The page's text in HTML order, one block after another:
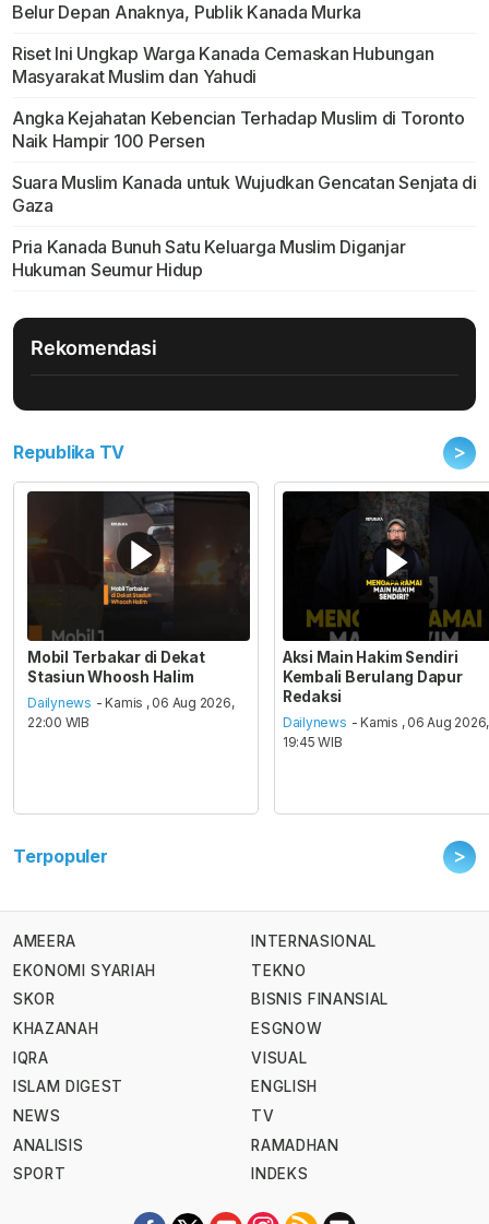
Belur Depan Anaknya, Publik Kanada Murka
Riset Ini Ungkap Warga Kanada Cemaskan Hubungan
Masyarakat Muslim dan Yahudi
Angka Kejahatan Kebencian Terhadap Muslim di Toronto
Naik Hampir 100 Persen
Suara Muslim Kanada untuk Wujudkan Gencatan Senjata di
Gaza
Pria Kanada Bunuh Satu Keluarga Muslim Diganjar
Hukuman Seumur Hidup
Rekomendasi
Republika TV >
Mobil Terbakar di Dekat
Stasiun Whoosh Halim
Dailynews - Kamis , 06 Aug 2026,
22:00 WIB
Aksi Main Hakim Sendiri
Kembali Berulang Dapur
Redaksi
Dailynews - Kamis , 06 Aug 2026,
19:45 WIB
Terpopuler >
AMEERA
EKONOMI SYARIAH
SKOR
KHAZANAH
IQRA
ISLAM DIGEST
NEWS
ANALISIS
SPORT
INTERNASIONAL
TEKNO
BISNIS FINANSIAL
ESGNOW
VISUAL
ENGLISH
TV
RAMADHAN
INDEKS